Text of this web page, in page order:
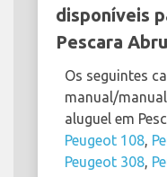
disponíveis
Pescara
Os seguintes
manual/
aluguel em
Peugeot 108,
Peugeot 308,